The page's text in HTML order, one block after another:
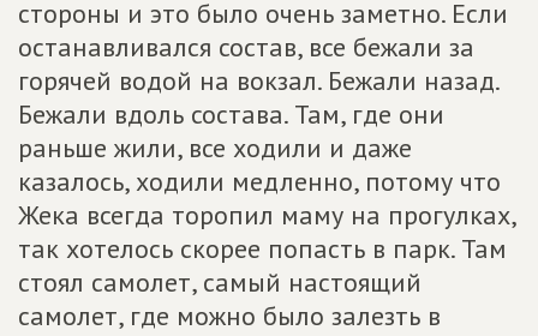
стороны и это было очень заметно. Если
останавливался состав, все бежали за
горячей водой на вокзал. Бежали назад.
Бежали вдоль состава. Там, где они
раньше жили, все ходили и даже
казалось, ходили медленно, потому что
Жека всегда торопил маму на прогулках,
так хотелось скорее попасть в парк. Там
стоял самолет, самый настоящий
самолет, где можно было залезть в